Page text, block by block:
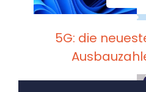
5G: die